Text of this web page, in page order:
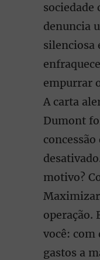
sociedade
denuncia
silenciosa
empurrar
A carta
Dumont
motivo?
operação.
você: com
gastos a